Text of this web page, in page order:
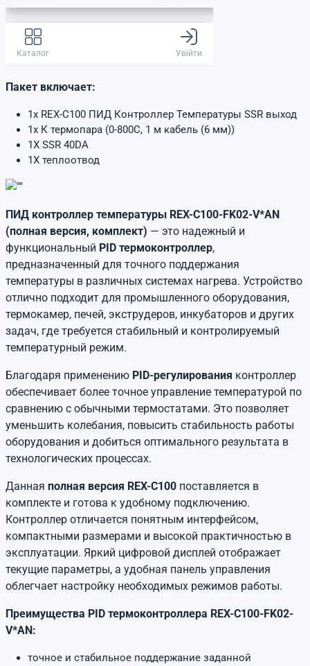
Пакет включает:
1x REX-C100 ПИД Контроллер Температуры SSR выход
1x К термопара (0-800C, 1 м кабель (6 мм))
1X SSR 40DA
1X теплоотвод
ПИД контроллер температуры REX-C100-FK02-V*AN
(полная версия, комплект) — это надежный и
функциональный PID термоконтроллер,
предназначенный для точного поддержания
температуры в различных системах нагрева. Устройство
отлично подходит для промышленного оборудования,
термокамер, печей, экструдеров, инкубаторов и других
задач, где требуется стабильный и контролируемый
температурный режим.
Благодаря применению PID-регулирования контроллер
обеспечивает более точное управление температурой по
сравнению с обычными термостатами. Это позволяет
уменьшить колебания, повысить стабильность работы
оборудования и добиться оптимального результата в
технологических процессах.
Данная полная версия REX-C100 поставляется в
комплекте и готова к удобному подключению.
Контроллер отличается понятным интерфейсом,
компактными размерами и высокой практичностью в
эксплуатации. Яркий цифровой дисплей отображает
текущие параметры, а удобная панель управления
облегчает настройку необходимых режимов работы.
Преимущества PID термоконтроллера REX-C100-FK02-
V*AN:
точное и стабильное поддержание заданной